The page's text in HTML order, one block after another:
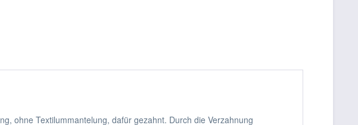
ohne Textilummantelung, dafür gezahnt. Durch die Verzahnung